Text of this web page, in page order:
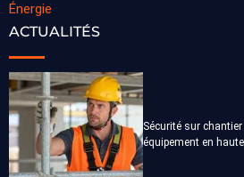
Énergie
ACTUALITÉS
Sécurité sur
équipement en